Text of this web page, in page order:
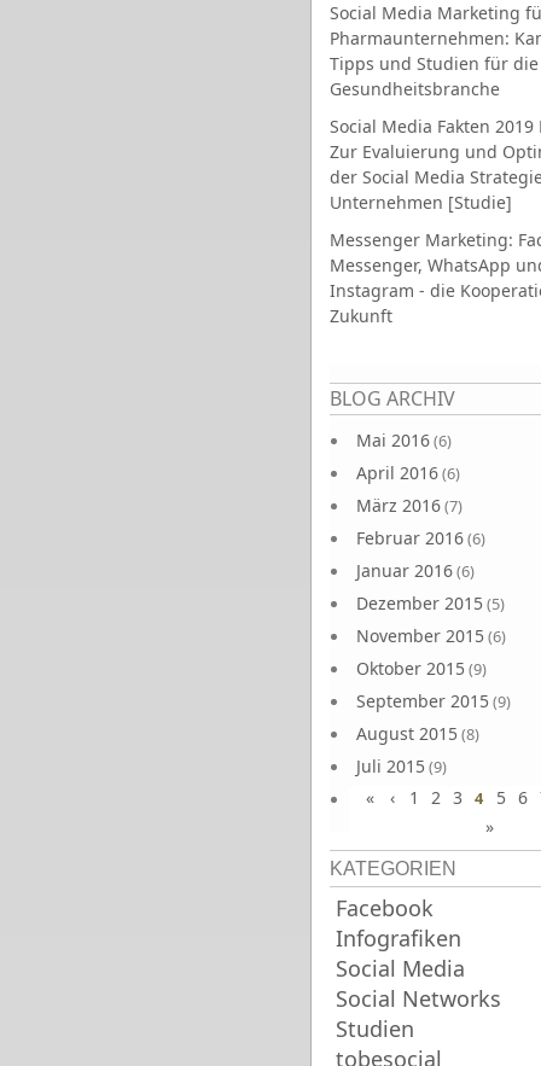
Social Media Marketing
Pharmaunternehmen:
Tipps und Studien für die
Gesundheitsbranche
Social Media Fakten 2019
Zur Evaluierung und
der Social Media
Unternehmen [Studie]
Messenger Marketing:
Messenger, WhatsApp
Instagram - die
Zukunft
BLOG ARCHIV
Mai 2016(6)
April 2016(6)
März 2016(7)
Februar 2016(6)
Januar 2016(6)
Dezember 2015(5)
November 2015(6)
Oktober 2015(9)
September 2015(9)
August 2015(8)
Juli 2015(9)
Juni 2015(9)
Seiten
« ‹ 1 2 3 4 5 6
»
KATEGORIEN
Facebook
Infografiken
Social Media
Social Networks
Studien
tobesocial